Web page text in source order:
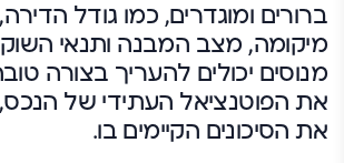
ברורים ומוגדרים, כמו גודל הדירה,
מיקומה, מצב המבנה ותנאי
מנוסים יכולים להעריך בצורה
את הפוטנציאל העתידי של
את הסיכונים הקיימים בו.